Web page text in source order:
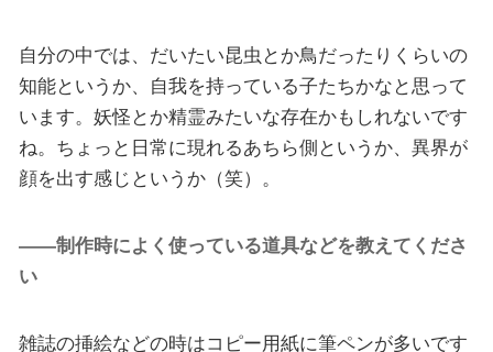
自分の中では、だいたい昆虫とか鳥だったりくらいの
知能というか、自我を持っている子たちかなと思って
います。妖怪とか精霊みたいな存在かもしれないです
ね。ちょっと日常に現れるあちら側というか、異界が
顔を出す感じというか（笑）。
――制作時によく使っている道具などを教えてくださ
い
雑誌の挿絵などの時はコピー用紙に筆ペンが多いです